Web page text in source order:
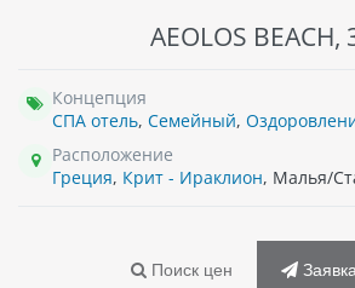
AEOLOS BEACH,
Концепция
СПА отель, Семейный,
Расположение
Греция, Крит - Ираклион, Малья/
Поиск цен